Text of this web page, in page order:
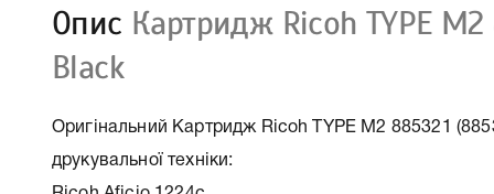
Опис Картридж Ricoh TYPE
Black
Оригінальний Картридж Ricoh TYPE M2 885321
друкувальної техніки: